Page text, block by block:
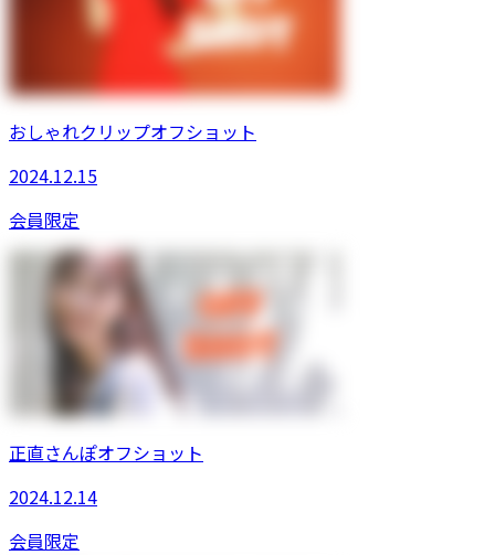
おしゃれクリップオフショット
2024.12.15
会員限定
正直さんぽオフショット
2024.12.14
会員限定